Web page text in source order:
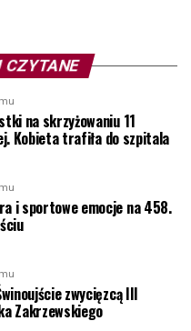
CZYTANE
na skrzyżowaniu 11
Kobieta trafiła do szpitala
i sportowe emocje na 458.
zwycięzcą III
Zakrzewskiego